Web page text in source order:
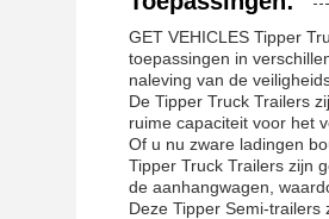
GET VEHICLES Tipper
toepassingen in
naleving van de
De Tipper Truck Trailers
ruime capaciteit voor het
Of u nu zware ladingen
Tipper Truck Trailers zijn
de aanhangwagen,
Deze Tipper Semi-